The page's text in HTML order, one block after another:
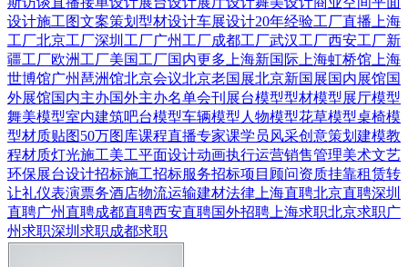
设计施工图文案策划 型材设计车展设计20年经验工厂直播 上海
工厂北京工厂深圳工厂广州工厂成都工厂武汉工厂西安工厂新
疆工厂欧洲工厂美国工厂国内更多 上海新国际 上海虹桥馆 上海
世博馆广州琶洲馆北京会议北京老国展北京新国展国内展馆国
外展馆国内主办国外主办名单会刊 展台模型型材模型展厅模型
舞美模型室内建筑吧台模型车辆模型 人物模型花草模型桌椅模
型材质贴图50万图库课程直播专家课学员风采创意策划 建模教
程材质灯光施工美工平面设计动画执行运营销售管理美术文艺
环保展台设计招标施工招标服务招标项目顾问资质挂靠租赁转
让礼仪表演票务酒店物流运输建材法律 上海直聘北京直聘深圳
直聘广州直聘成都直聘西安直聘国外招聘 上海求职北京求职广
州求职深圳求职成都求职